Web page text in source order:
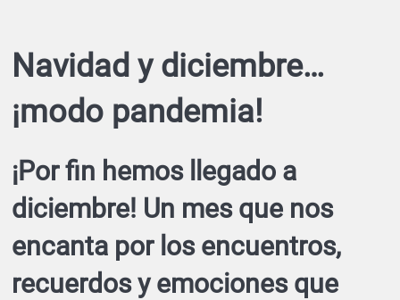
Navidad y diciembre…
¡modo pandemia!
¡Por fin hemos llegado a
diciembre! Un mes que nos
encanta por los encuentros,
recuerdos y emociones que